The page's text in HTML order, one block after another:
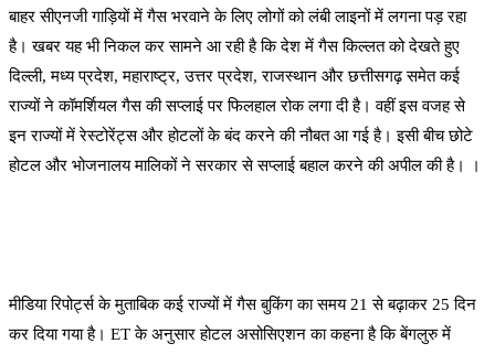
बाहर सीएनजी गाड़ियों में गैस भरवाने के लिए लोगों को लंबी लाइनों में लगना पड़ रहा
है। खबर यह भी निकल कर सामने आ रही है कि देश में गैस किल्लत को देखते हुए
दिल्ली, मध्य प्रदेश, महाराष्ट्र, उत्तर प्रदेश, राजस्थान और छत्तीसगढ़ समेत कई
राज्यों ने कॉमर्शियल गैस की सप्लाई पर फिलहाल रोक लगा दी है। वहीं इस वजह से
इन राज्यों में रेस्टोरेंट्स और होटलों के बंद करने की नौबत आ गई है। इसी बीच छोटे
होटल और भोजनालय मालिकों ने सरकार से सप्लाई बहाल करने की अपील की है। ।
मीडिया रिपोर्ट्स के मुताबिक कई राज्यों में गैस बुकिंग का समय 21 से बढ़ाकर 25 दिन
कर दिया गया है। ET के अनुसार होटल असोसिएशन का कहना है कि बेंगलुरु में